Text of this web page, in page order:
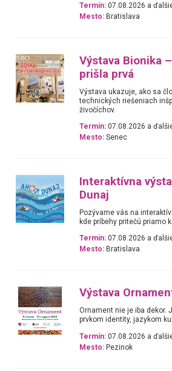
Termín: 07.08.2026 a
Mesto: Bratislava
Výstava Bionika
prišla prvá
Výstava ukazuje, ako sa
technických riešeniach
živočíchov.
Termín: 07.08.2026 a
Mesto: Senec
Interaktívna
Dunaj
Pozývame vás na
kde príbehy pritečú priamo
Termín: 07.08.2026 a
Mesto: Bratislava
Výstava
Ornament nie je iba dekor.
prvkom identity, jazykom
Termín: 07.08.2026 a
Mesto: Pezinok